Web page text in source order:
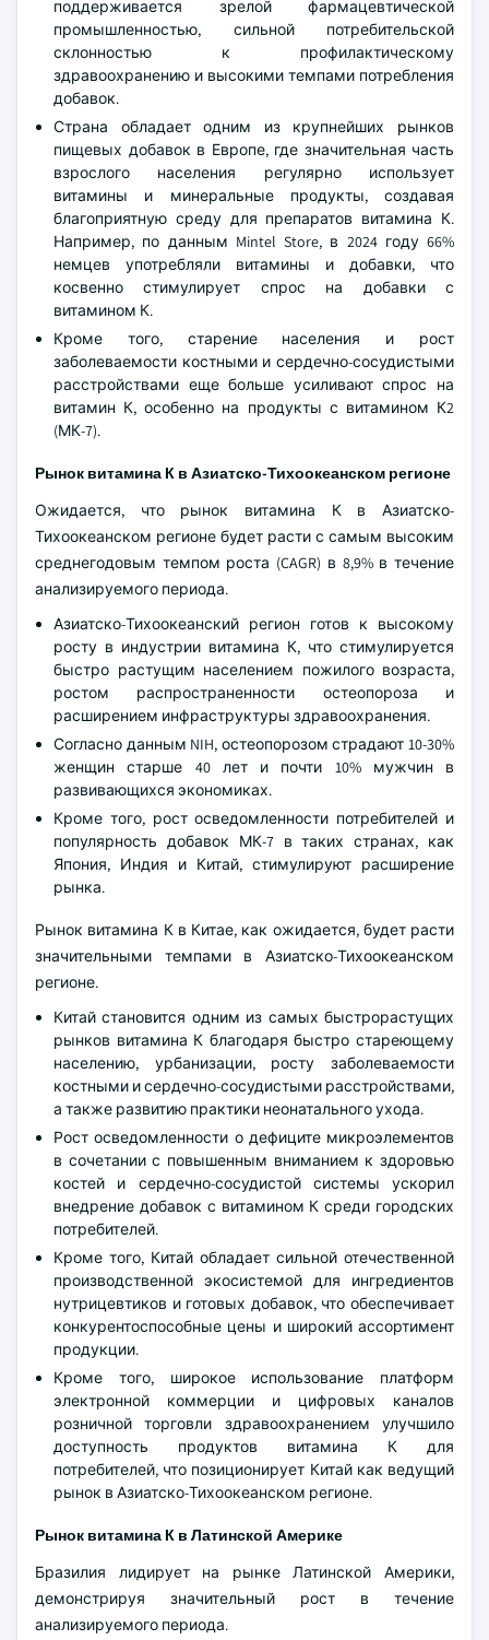
поддерживается зрелой фармацевтической
промышленностью, сильной потребительской
склонностью к профилактическому
здравоохранению и высокими темпами потребления
добавок.
Страна обладает одним из крупнейших рынков
пищевых добавок в Европе, где значительная часть
взрослого населения регулярно использует
витамины и минеральные продукты, создавая
благоприятную среду для препаратов витамина К.
Например, по данным Mintel Store, в 2024 году 66%
немцев употребляли витамины и добавки, что
косвенно стимулирует спрос на добавки с
витамином К.
Кроме того, старение населения и рост
заболеваемости костными и сердечно-сосудистыми
расстройствами еще больше усиливают спрос на
витамин К, особенно на продукты с витамином К2
(МК-7).
Рынок витамина К в Азиатско-Тихоокеанском регионе
Ожидается, что рынок витамина К в Азиатско-
Тихоокеанском регионе будет расти с самым высоким
среднегодовым темпом роста (CAGR) в 8,9% в течение
анализируемого периода.
Азиатско-Тихоокеанский регион готов к высокому
росту в индустрии витамина К, что стимулируется
быстро растущим населением пожилого возраста,
ростом распространенности остеопороза и
расширением инфраструктуры здравоохранения.
Согласно данным NIH, остеопорозом страдают 10-30%
женщин старше 40 лет и почти 10% мужчин в
развивающихся экономиках.
Кроме того, рост осведомленности потребителей и
популярность добавок МК-7 в таких странах, как
Япония, Индия и Китай, стимулируют расширение
рынка.
Рынок витамина К в Китае, как ожидается, будет расти
значительными темпами в Азиатско-Тихоокеанском
регионе.
Китай становится одним из самых быстрорастущих
рынков витамина К благодаря быстро стареющему
населению, урбанизации, росту заболеваемости
костными и сердечно-сосудистыми расстройствами,
а также развитию практики неонатального ухода.
Рост осведомленности о дефиците микроэлементов
в сочетании с повышенным вниманием к здоровью
костей и сердечно-сосудистой системы ускорил
внедрение добавок с витамином К среди городских
потребителей.
Кроме того, Китай обладает сильной отечественной
производственной экосистемой для ингредиентов
нутрицевтиков и готовых добавок, что обеспечивает
конкурентоспособные цены и широкий ассортимент
продукции.
Кроме того, широкое использование платформ
электронной коммерции и цифровых каналов
розничной торговли здравоохранением улучшило
доступность продуктов витамина К для
потребителей, что позиционирует Китай как ведущий
рынок в Азиатско-Тихоокеанском регионе.
Рынок витамина К в Латинской Америке
Бразилия лидирует на рынке Латинской Америки,
демонстрируя значительный рост в течение
анализируемого периода.